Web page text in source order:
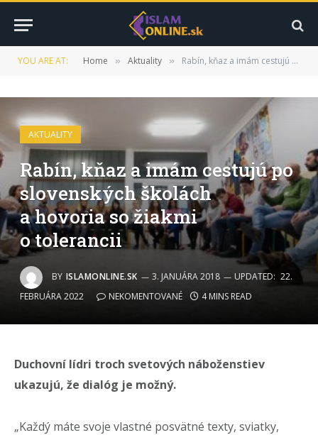
YOU ARE AT: Home » Aktuality » Rabín, kňaz a imám cestujú po slovenských školách a hovoria so žiakmi o tolerancii
AKTUALITY
Rabín, kňaz a imám cestujú po
slovenských školách
a hovoria so žiakmi
o tolerancii
BY ISLAMONLINE.SK 3. JANUÁRA 2018 UPDATED: 22.
FEBRUÁRA 2022
NEKOMENTOVANÉ 4 MINS READ
Duchovní lídri troch svetových náboženstiev
ukazujú, že dialóg je možný.
„Každý máte svoje vlastné posvätné texty, sviatky,